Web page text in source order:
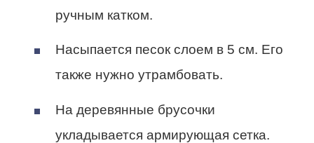
ручным катком.
Насыпается песок слоем в 5 см. Его
также нужно утрамбовать.
На деревянные брусочки
укладывается армирующая сетка.